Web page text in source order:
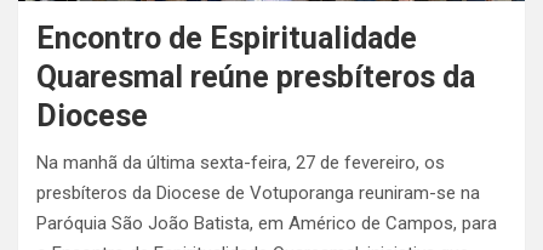
Encontro de Espiritualidade
Quaresmal reúne presbíteros da
Diocese
Na manhã da última sexta-feira, 27 de fevereiro, os
presbíteros da Diocese de Votuporanga reuniram-se na
Paróquia São João Batista, em Américo de Campos, para